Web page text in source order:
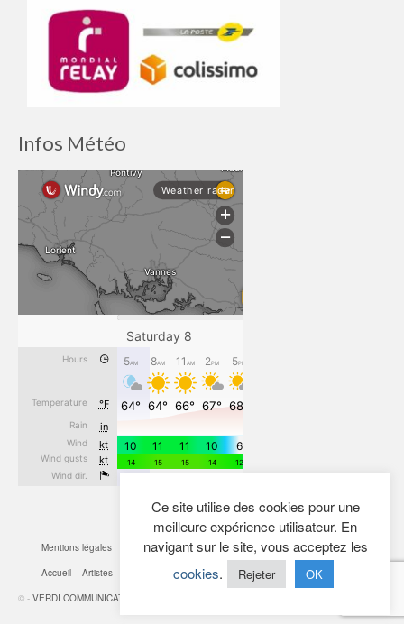
Infos Météo
Mentions légales Cookies Confidentialité Plan du site
Contact
Accueil
Artistes Boutique
Mon Compte
© - VERDI COMMUNICATION
Ce site utilise des cookies pour une
meilleure expérience utilisateur. En
navigant sur le site, vous acceptez les
cookies. Rejeter OK